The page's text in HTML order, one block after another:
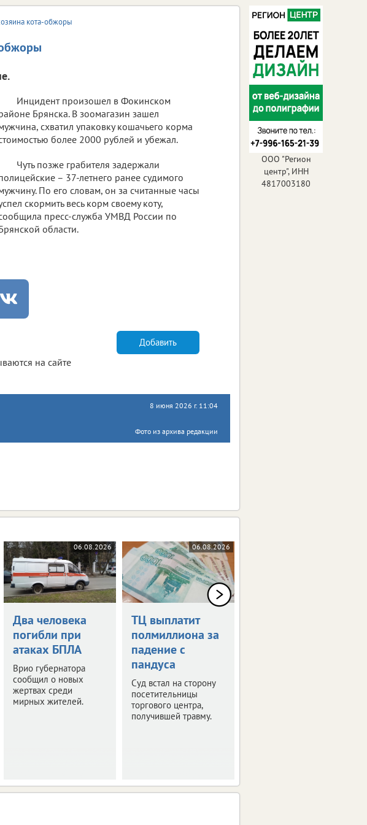
кота-обжоры
Инцидент произошел в Фокинском
Брянска. В зоомагазин зашел
схватил упаковку кошачьего корма
более 2000 рублей и убежал.
Чуть позже грабителя задержали
– 37-летнего ранее судимого
По его словам, он за считанные часы
скормить весь корм своему коту,
пресс-служба УМВД России по
области.
на сайте
Добавить
8 июня 2026 г. 11:04
Фото из архива редакции
06.08.2026
Два человека
погибли при
атаках БПЛА
Врио губернатора
сообщил о новых
жертвах среди
мирных жителей.
06.08.2026
ТЦ выплатит
полмиллиона за
падение с
пандуса
Суд встал на сторону
посетительницы
торгового центра,
получившей травму.
ООО "Регион
центр", ИНН
4817003180